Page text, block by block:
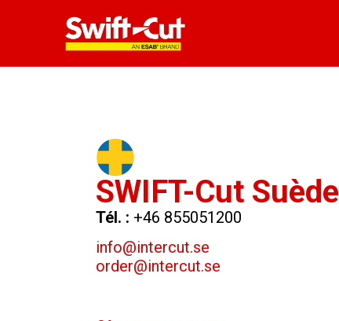
SWIFT-Cut Suède
Tél. : +46 855051200
info@intercut.se
order@intercut.se